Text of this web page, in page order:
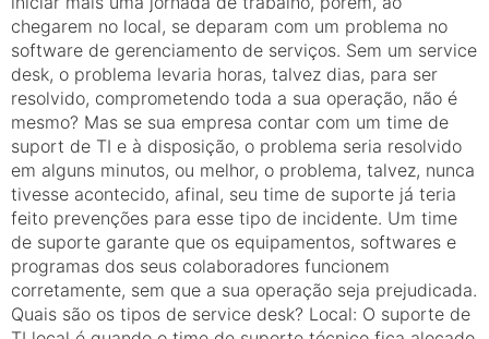
chegarem no local, se deparam com um problema no
software de gerenciamento de serviços. Sem um service
desk, o problema levaria horas, talvez dias, para ser
resolvido, comprometendo toda a sua operação, não é
mesmo? Mas se sua empresa contar com um time de
suport de TI e à disposição, o problema seria resolvido
em alguns minutos, ou melhor, o problema, talvez, nunca
tivesse acontecido, afinal, seu time de suporte já teria
feito prevenções para esse tipo de incidente. Um time
de suporte garante que os equipamentos, softwares e
programas dos seus colaboradores funcionem
corretamente, sem que a sua operação seja prejudicada.
Quais são os tipos de service desk? Local: O suporte de